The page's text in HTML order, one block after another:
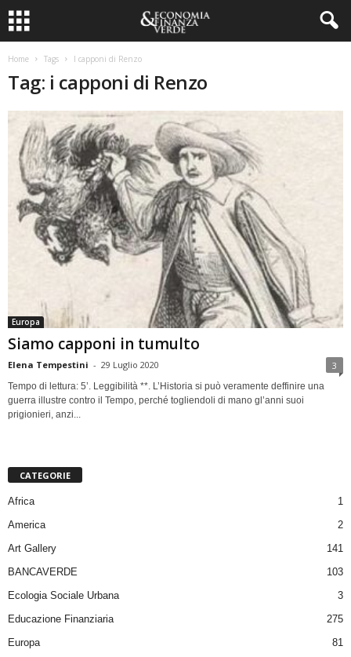
Home Tags I capponi di Renzo
Tag: i capponi di Renzo
Europa
Siamo capponi in tumulto
Elena Tempestini - 29 Luglio 2020 3
Tempo di lettura: 5’. Leggibilità **. L’Historia si può veramente deffinire una
guerra illustre contro il Tempo, perché togliendoli di mano gl’anni suoi
prigionieri, anzi...
CATEGORIE
Africa
1
America
2
Art Gallery
141
BANCAVERDE
103
Ecologia Sociale Urbana
3
Educazione Finanziaria
275
Europa
81